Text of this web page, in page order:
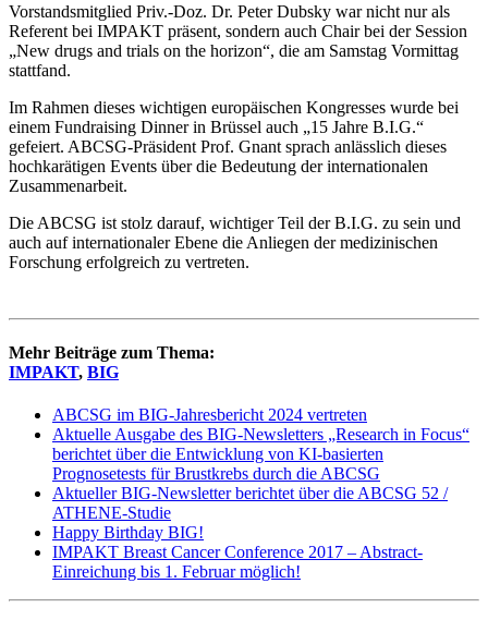
Vorstandsmitglied Priv.-Doz. Dr. Peter Dubsky war nicht nur als
Referent bei IMPAKT präsent, sondern auch Chair bei der Session
„New drugs and trials on the horizon“, die am Samstag Vormittag
stattfand.
Im Rahmen dieses wichtigen europäischen Kongresses wurde bei
einem Fundraising Dinner in Brüssel auch „15 Jahre B.I.G.“
gefeiert. ABCSG-Präsident Prof. Gnant sprach anlässlich dieses
hochkarätigen Events über die Bedeutung der internationalen
Zusammenarbeit.
Die ABCSG ist stolz darauf, wichtiger Teil der B.I.G. zu sein und
auch auf internationaler Ebene die Anliegen der medizinischen
Forschung erfolgreich zu vertreten.
Mehr Beiträge zum Thema:
IMPAKT, BIG
ABCSG im BIG-Jahresbericht 2024 vertreten
Aktuelle Ausgabe des BIG-Newsletters „Research in Focus“
berichtet über die Entwicklung von KI-basierten
Prognosetests für Brustkrebs durch die ABCSG
Aktueller BIG-Newsletter berichtet über die ABCSG 52 /
ATHENE-Studie
Happy Birthday BIG!
IMPAKT Breast Cancer Conference 2017 – Abstract-
Einreichung bis 1. Februar möglich!